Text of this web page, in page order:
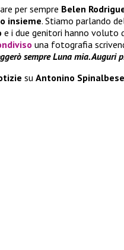
per sempre Belen
insieme. Stiamo parlando
e i due genitori hanno voluto
una fotografia
sempre Luna mia. Auguri
su Antonino Spinalbese